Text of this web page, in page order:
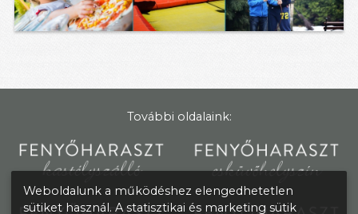
További oldalaink:
Weboldalunk a működéshez elengedhetetlen
sütiket használ. A statisztikai és marketing sütik